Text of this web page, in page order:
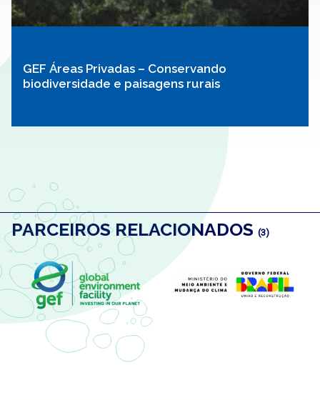
GEF Áreas Privadas – Conservando
biodiversidade e paisagens rurais
PARCEIROS RELACIONADOS (3)